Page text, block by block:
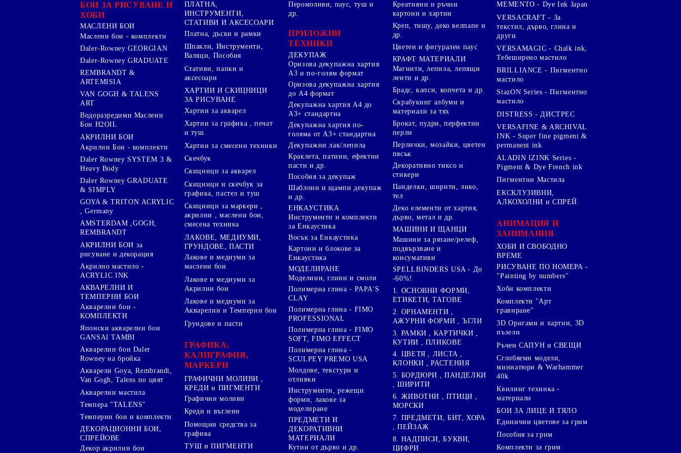
БОИ ЗА РИСУВАНЕ И
ХОБИ
МАСЛЕНИ БОИ
Маслени бои - комплекти
Daler-Rowney GEORGIAN
Daler-Rowney GRADUATE
REMBRANDT &
ARTEMISIA
VAN GOGH & TALENS
ART
Водоразредими Маслени
Бои H2OIL
АКРИЛНИ БОИ
Акрилни Бои - комплекти
Daler Rowney SYSTEM 3 &
Heavy Body
Daler Rowney GRADUATE
& SIMPLY
GOYA & TRITON АCRYLIC
, Germany
AMSTERDAM ,GOGH,
REMBRANDT
АКРИЛНИ БОИ за
рисуване и декорация
Акрилно мастило -
ACRYLIC INK
АКВАРЕЛНИ И
ТЕМПЕРНИ БОИ
Акварелни бои -
КОМПЛЕКТИ
Японски акварелни бои
GANSAI TAMBI
Акварелни бои Daler
Rowney на бройка
Акварели Goya, Rembrandt,
Van Gogh, Talens по цвят
Акварелни мастила
Темпера "TALENS"
Темперни бои и комплекти
ДЕКОРАЦИОННИ БОИ,
СПРЕЙОВЕ
Декор акрилни бои
ПЛАТНА,
ИНСТРУМЕНТИ,
СТАТИВИ И АКСЕСОАРИ
Платна, дъски и рамки
Шпакли, Инструменти,
Валяци, Пособия
Стативи, папки и
аксесоари
ХАРТИИ И СКИЦНИЦИ
ЗА РИСУВАНЕ
Хартии за акварел
Хартии за графика , печат
и туш
Хартии за смесени техники
Скечбук
Скицници за акварел
Скицници и скечбук за
графика, пастел и туш
Скицници за маркери ,
акрилни , маслени бои,
смесена техника
ЛАКОВЕ, МЕДИУМИ,
ГРУНДОВЕ, ПАСТИ
Лакове и медиуми за
маслени бои
Лакове и медиуми за
Акрилни бои
Лакове и медиуми за
Акварелни и Темперни бои
Грундове и пасти
ГРАФИКА,
КАЛИГРАФИЯ,
МАРКЕРИ
ГРАФИЧНИ МОЛИВИ ,
КРЕДИ и ПИГМЕНТИ
Графични моливи
Креди и въглени
Помощни средства за
графика
ТУШ и ПИГМЕНТИ
Перомоливи, паус, туш и
др.
ПРИЛОЖНИ
ТЕХНИКИ
ДЕКУПАЖ
Оризова декупажна хартия
А3 и по-голям формат
Оризова декупажна хартия
до А4 формат
Декупажна хартия А4 до
А3+ стандартна
Декупажна хартия по-
голяма от А3+ стандартна
Декупажни лак/лепила
Краклета, патини, ефектни
пасти и др.
Пособия за декупаж
Шаблони и щампи декупаж
и др.
ЕНКАУСТИКА
Инструменти и комплекти
за Енкаустика
Восък за Енкаустика
Картони и блокове за
Енкаустика
МОДЕЛИРАНЕ
Моделини, глини и смоли
Полимерна глина - PAPA'S
CLAY
Полимерна глина - FIMO
PROFESSIONAL
Полимерна глина - FIMO
SOFT, FIMO EFFECT
Полимерна глина -
SCULPEY PREMO USA
Молдове, текстури и
отливки
Инструменти, режещи
форми, лакове за
моделиране
ПРЕДМЕТИ И
ДЕКОРАТИВНИ
МАТЕРИАЛИ
Кутии от дърво и др.
Креативни и ръчни
картони и хартии
Креп, тишу, деко велпапе и
др.
Цветен и фигурален паус
КРАФТ МАТЕРИАЛИ
Магнити, лепила, лепящи
ленти и др.
Брадс, капси, копчета и др.
Скрабукинг албуми и
материали за тях
Брокат, пудри, перфектни
перли
Перлички, мозайки, цветен
пясък
Декоративно тиксо и
стикери
Панделки, ширити, лико,
тел
Деко елементи от хартия,
дърво, метал и др.
МАШИНИ И ЩАНЦИ
Машини за рязане/релеф,
подвързване и
консумативи
SPELLBINDERS USA - До
-60%!
1. ОСНОВНИ ФОРМИ,
ЕТИКЕТИ, ТАГОВЕ
2. ОРНАМЕНТИ ,
АЖУРНИ ФОРМИ , ЪГЛИ
3. РАМКИ , КАРТИЧКИ ,
КУТИИ , ПЛИКОВЕ
4. ЦВЕТЯ , ЛИСТА ,
КЛОНКИ , РАСТЕНИЯ
5. БОРДЮРИ , ПАНДЕЛКИ
, ШИРИТИ
6. ЖИВОТНИ , ПТИЦИ ,
МОРСКИ
7. ПРЕДМЕТИ, БИТ, ХОРА
, ПЕЙЗАЖ
8. НАДПИСИ, БУКВИ,
ЦИФРИ
MEMENTO - Dye Ink Japan
VERSACRAFT - За
текстил, дърво, глина и
други
VERSAMAGIC - Chalk ink,
Тебеширено мастило
BRILLIANCE - Пигментно
мастило
StazON Series - Пигментно
мастило
DISTRESS - ДИСТРЕС
VERSAFINE & ARCHIVAL
INK - Super fine pigment &
permanent ink
ALADIN IZINK Series -
Pigment & Dye French ink
Пигментни Мастила
ЕКСКЛУЗИВНИ,
АЛКОХОЛНИ и СПРЕЙ
АНИМАЦИЯ И
ЗАНИМАНИЯ
ХОБИ И СВОБОДНО
ВРЕМЕ
РИСУВАНЕ ПО НОМЕРА -
"Painting by numbers"
Хоби комплекти
Комплекти "Арт
гравиране"
3D Оригами и хартии, 3D
пъзели
Ръчен САПУН и СВЕЩИ
Сглобяеми модели,
миниатюри & Warhammer
40k
Квилинг техника -
материали
БОИ ЗА ЛИЦЕ И ТЯЛО
Единични цветове за грим
Пособия за грим
Комплекти за грим